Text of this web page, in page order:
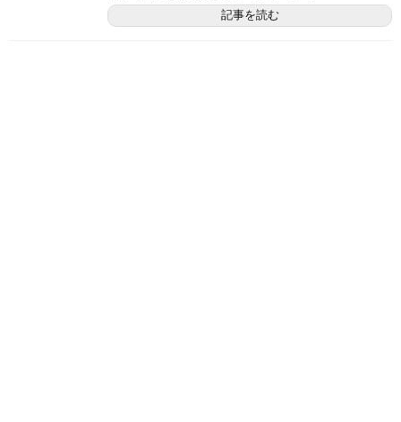
記事を読む